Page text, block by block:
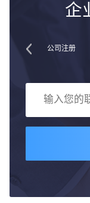
企
公司注册